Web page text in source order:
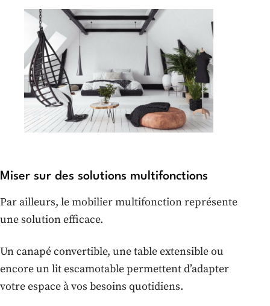
Miser sur des solutions multifonctions
Par ailleurs, le mobilier multifonction représente
une solution efficace.
Un canapé convertible, une table extensible ou
encore un lit escamotable permettent d’adapter
votre espace à vos besoins quotidiens.